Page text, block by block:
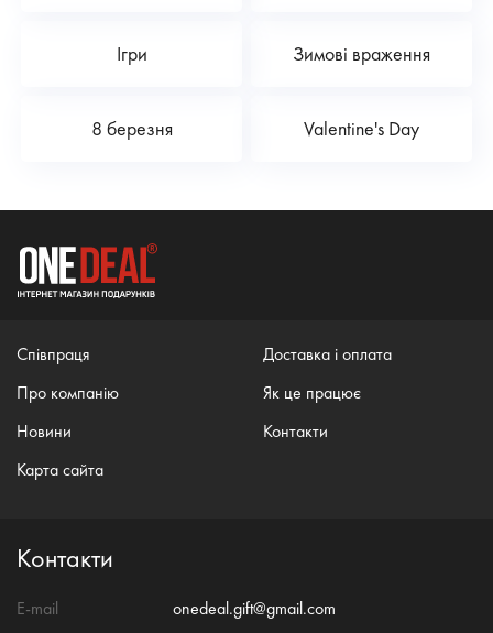
Ігри Зимові враження
8 березня Valentine's Day
Співпраця
Про компанію
Новини
Карта сайта
Доставка і оплата
Як це працює
Контакти
Контакти
E-mail
onedeal.gift@gmail.com